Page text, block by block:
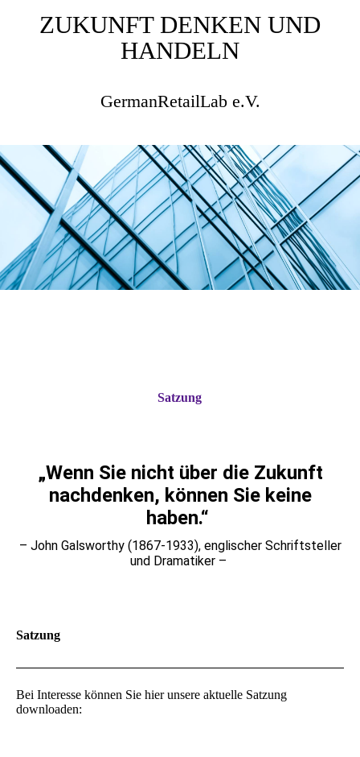
ZUKUNFT DENKEN UND
HANDELN
GermanRetailLab e.V.
Satzung
„Wenn Sie nicht über die Zukunft
nachdenken, können Sie keine
haben.“
– John Galsworthy (1867-1933), englischer Schriftsteller
und Dramatiker –
Satzung
Bei Interesse können Sie hier unsere aktuelle Satzung
downloaden: